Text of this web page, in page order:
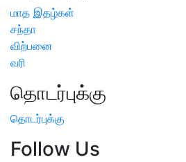
மாத இதழ்கள்
சந்தா
விற்பனை
வரி
தொடர்புக்கு
தொடர்புக்கு
Follow Us